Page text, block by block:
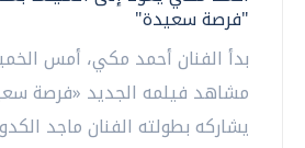
"فرصة سعيدة"
‏بدأ الفنان أحمد مكي، أمس
مشاهد فيلمه الجديد «فرصة
يشاركه بطولته الفنان ماجد